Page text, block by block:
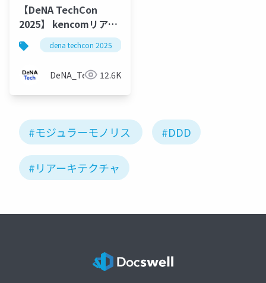
【DeNA TechCon
2025】 kencomリアー
キテクチャの道のりと
技術的な取り組み
dena techcon 2025
DeNA_Tech 12.6K
#モジュラーモノリス #DDD
#リアーキテクチャ